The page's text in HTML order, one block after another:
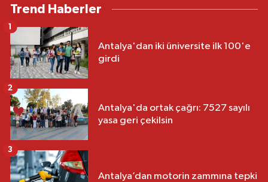
Trend Haberler
Antalya'dan iki üniversite ilk 100'e
girdi
1
Antalya'da ortak çağrı: 7527 sayılı
yasa geri çekilsin
2
Antalya’dan motorin zammına tepki
3